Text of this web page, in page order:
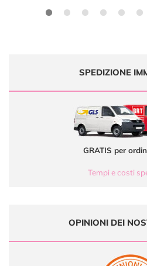
SPEDIZIONE
GRATIS per
Tempi e costi
OPINIONI DEI